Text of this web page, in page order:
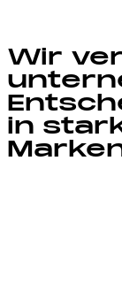
content
Wir
in